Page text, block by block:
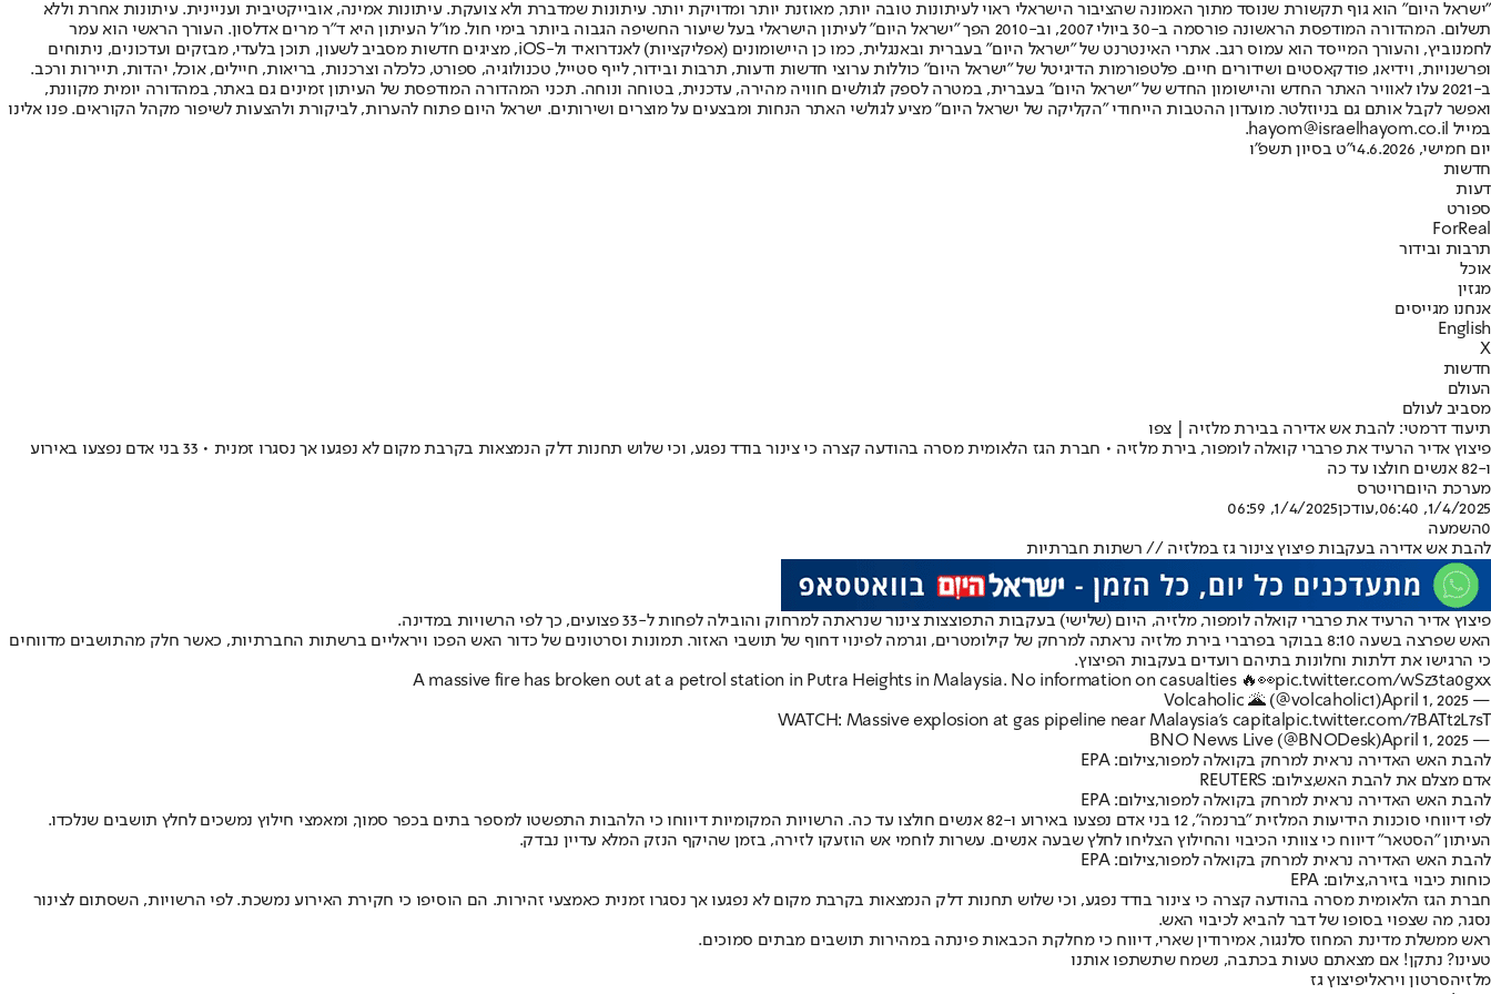
"ישראל היום" הוא גוף תקשורת שנוסד מתוך האמונה שהציבור הישראלי ראוי לעיתונות טובה יותר, מאוזנת יותר ומדויקת יותר. עיתונות שמדברת ולא צועקת. עיתונות אמינה, אובייקטיבית ועניינית. עיתונות אחרת וללא
תשלום. המהדורה המודפסת הראשונה פורסמה ב-30 ביולי 2007, וב-2010 הפך "ישראל היום" לעיתון הישראלי בעל שיעור החשיפה הגבוה ביותר בימי חול. מו"ל העיתון היא ד"ר מרים אדלסון. העורך הראשי הוא עמר
לחמנוביץ, והעורך המייסד הוא עמוס רגב. אתרי האינטרנט של "ישראל היום" בעברית ובאנגלית, כמו כן היישומונים (אפליקציות) לאנדרואיד ול-iOS, מציגים חדשות מסביב לשעון, תוכן בלעדי, מבזקים ועדכונים, ניתוחים
ופרשנויות, וידיאו, פודקאסטים ושידורים חיים. פלטפורמות הדיגיטל של "ישראל היום" כוללות ערוצי חדשות ודעות, תרבות ובידור, לייף סטייל, טכנולוגיה, ספורט, כלכלה וצרכנות, בריאות, חיילים, אוכל, יהדות, תיירות ורכב.
ב-2021 עלו לאוויר האתר החדש והיישומון החדש של "ישראל היום" בעברית, במטרה לספק לגולשים חוויה מהירה, עדכנית, בטוחה ונוחה. תכני המהדורה המודפסת של העיתון זמינים גם באתר, במהדורה יומית מקוונת,
ואפשר לקבל אותם גם בניוזלטר. מועדון ההטבות הייחודי "הקליקה של ישראל היום" מציע לגולשי האתר הנחות ומבצעים על מוצרים ושירותים. ישראל היום פתוח להערות, לביקורת ולהצעות לשיפור מקהל הקוראים. פנו אלינו
במייל hayom@israelhayom.co.il.
יום חמישי, 4.6.2026
י"ט בסיון תשפ"ו
חדשות
דעות
ספורט
ForReal
תרבות ובידור
אוכל
מגזין
אנחנו מגייסים
English
X
חדשות
העולם
מסביב לעולם
תיעוד דרמטי: להבת אש אדירה בבירת מלזיה | צפו
פיצוץ אדיר הרעיד את פרברי קואלה לומפור, בירת מלזיה • חברת הגז הלאומית מסרה בהודעה קצרה כי צינור בודד נפגע, וכי שלוש תחנות דלק הנמצאות בקרבת מקום לא נפגעו אך נסגרו זמנית • 33 בני אדם נפצעו באירוע
ו-82 אנשים חולצו עד כה
מערכת היוםרויטרס
1/4/2025, 06:40
,עודכן1/4/2025, 06:59
0השמעה
להבת אש אדירה בעקבות פיצוץ צינור גז במלזיה // רשתות חברתיות
פיצוץ אדיר הרעיד את פרברי קואלה לומפור, מלזיה, היום (שלישי) בעקבות התפוצצות צינור שנראתה למרחוק והובילה לפחות ל-33 פצועים, כך לפי הרשויות במדינה.
האש שפרצה בשעה 8:10 בבוקר בפרברי בירת מלזיה נראתה למרחק של קילומטרים, וגרמה לפינוי דחוף של תושבי האזור. תמונות וסרטונים של כדור האש הפכו ויראליים ברשתות החברתיות, כאשר חלק מהתושבים מדווחים
כי הרגישו את דלתות וחלונות בתיהם רועדים בעקבות הפיצוץ.
A massive fire has broken out at a petrol station in Putra Heights in Malaysia. No information on casualties 🔥👀pic.twitter.com/wSz3ta0gxx
— Volcaholic 🌋 (@volcaholic1)
April 1, 2025
WATCH: Massive explosion at gas pipeline near Malaysia's capital pic.twitter.com/7BATt2L7sT
— BNO News Live (@BNODesk)
April 1, 2025
להבת האש האדירה נראית למרחק בקואלה למפור,צילום: EPA
אדם מצלם את להבת האש,צילום: REUTERS
להבת האש האדירה נראית למרחק בקואלה למפור,צילום: EPA
לפי דיווחי סוכנות הידיעות המלזית "ברנמה", 12 בני אדם נפצעו באירוע ו-82 אנשים חולצו עד כה. הרשויות המקומיות דיווחו כי הלהבות התפשטו למספר בתים בכפר סמוך, ומאמצי חילוץ נמשכים לחלץ תושבים שנלכדו.
העיתון "הסטאר" דיווח כי צוותי הכיבוי והחילוץ הצליחו לחלץ שבעה אנשים. עשרות לוחמי אש הוזעקו לזירה, בזמן שהיקף הנזק המלא עדיין נבדק.
להבת האש האדירה נראית למרחק בקואלה למפור,צילום: EPA
כוחות כיבוי בזירה,צילום: EPA
חברת הגז הלאומית מסרה בהודעה קצרה כי צינור בודד נפגע, וכי שלוש תחנות דלק הנמצאות בקרבת מקום לא נפגעו אך נסגרו זמנית כאמצעי זהירות. הם הוסיפו כי חקירת האירוע נמשכת. לפי הרשויות, השסתום לצינור
נסגר, מה שצפוי בסופו של דבר להביא לכיבוי האש.
ראש ממשלת מדינת המחוז סלנגור, אמירודין שארי, דיווח כי מחלקת הכבאות פינתה במהירות תושבים מבתים סמוכים.
טעינו? נתקן! אם מצאתם טעות בכתבה, נשמח שתשתפו אותנו
מלזיהסרטון ויראליפיצוץ גז